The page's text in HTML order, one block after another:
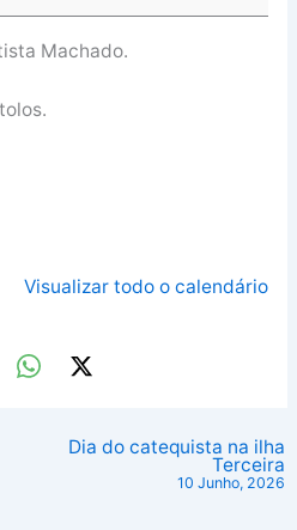
Machado.
Visualizar todo o calendário
Dia do catequista na ilha
Terceira
10 Junho, 2026